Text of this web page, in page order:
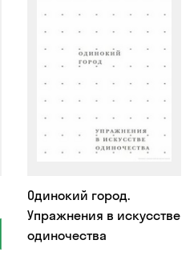
Одинокий город.
Упражнения в искусстве
одиночества